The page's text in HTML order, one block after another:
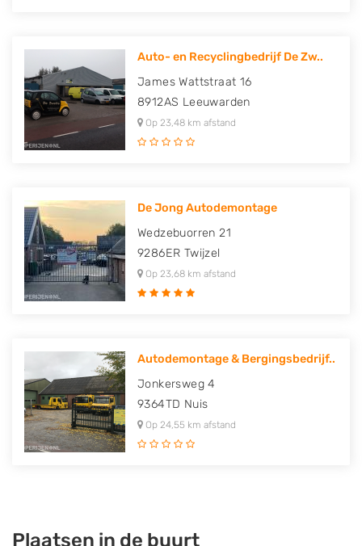
Auto- en Recyclingbedrijf De Zw..
James Wattstraat 16
8912AS Leeuwarden
Op 23,48 km afstand
De Jong Autodemontage
Wedzebuorren 21
9286ER Twijzel
Op 23,68 km afstand
Autodemontage & Bergingsbedrijf..
Jonkersweg 4
9364TD Nuis
Op 24,55 km afstand
Plaatsen in de buurt